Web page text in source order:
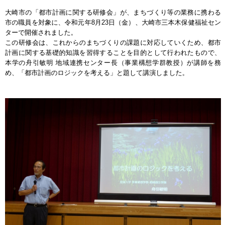
大崎市の「都市計画に関する研修会」が、まちづくり等の業務に携わる
市の職員を対象に、令和元年8月23日（金）、大崎市三本木保健福祉セン
ターで開催されました。
この研修会は、これからのまちづくりの課題に対応していくため、都市
計画に関する基礎的知識を習得することを目的として行われたもので、
本学の舟引敏明 地域連携センター長（事業構想学群教授）が講師を務
め、「都市計画のロジックを考える」と題して講演しました。